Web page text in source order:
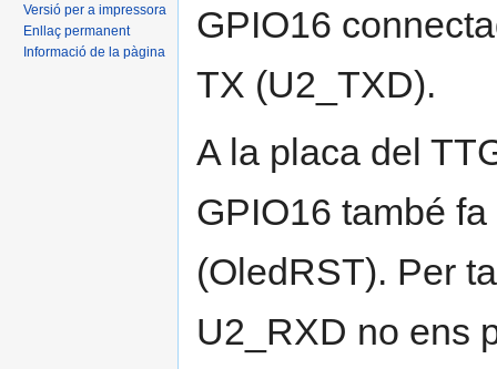
GPIO16
TX (U2_TXD).
A la placa del
GPIO16 també
(OledRST). Per
U2_RXD no ens
Versió per a impressora
Enllaç permanent
Informació de la pàgina